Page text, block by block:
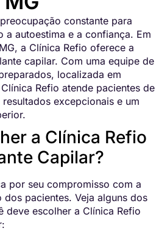
constante para
a autoestima e a confiança. Em
a Clínica Refio oferece a
capilar. Com uma equipe de
localizada em
Refio atende pacientes de
excepcionais e um
a Clínica Refio
Capilar?
por seu compromisso com a
pacientes. Veja alguns dos
deve escolher a Clínica Refio